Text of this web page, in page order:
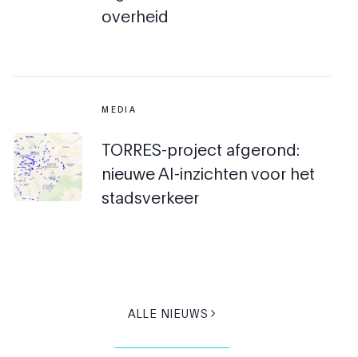
overheid
MEDIA
TORRES-project afgerond:
nieuwe AI-inzichten voor het
stadsverkeer
ALLE NIEUWS